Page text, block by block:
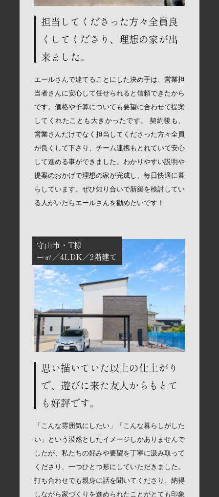
担当してくださった方々全員良
くしてくださり、理想の家が出
来ました。
エールさんで建てることにした決め手は、営業担
当者さんに安心して任せられると信頼できたから
です。価格や予算についても要望に合わせて提案
してくれたことも大きかったです。 契約後も、
営業さんだけでなく担当してくださった方々全員
が良くして下さり、チーム連携もとれていて安心
して進める事ができました。わかりやすい説明や
提案のおかげで理想の家が完成し、毎日快適に暮
らしています。ぜひ知り合いで新築を検討してい
る人がいたらエールさんを勧めたいです！
守山市
T様
ー㎡
4LDK 2階建て
思い描いていた以上の仕上がり
で、遊びに来た友人からもとて
も好評です。
「こんな雰囲気にしたい」「こんな暮らしがした
い」という漠然としたイメージしかありませんで
したが、私たちの好みや要望を丁寧に汲み取って
くださり、一つひとつ形にしていただきました。
打ち合わせでも親身に話を聞いてくださり、納得
しながら家づくりを進められたことがとても印象